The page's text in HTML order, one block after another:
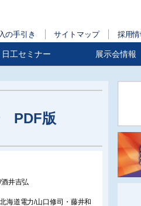
の手引き サイトマップ 採用情
日工セミナー 展示会情報
PDF版
井吉弘
海道電力/山口修司・藤井和